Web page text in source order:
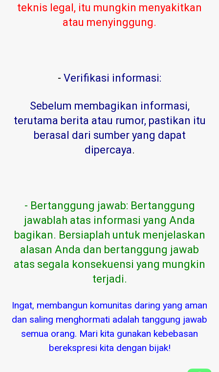
teknis legal, itu mungkin menyakitkan
atau menyinggung.
- Verifikasi informasi:
Sebelum membagikan informasi,
terutama berita atau rumor, pastikan itu
berasal dari sumber yang dapat
dipercaya.
- Bertanggung jawab: Bertanggung
jawablah atas informasi yang Anda
bagikan. Bersiaplah untuk menjelaskan
alasan Anda dan bertanggung jawab
atas segala konsekuensi yang mungkin
terjadi.
Ingat, membangun komunitas daring yang aman
dan saling menghormati adalah tanggung jawab
semua orang. Mari kita gunakan kebebasan
berekspresi kita dengan bijak!